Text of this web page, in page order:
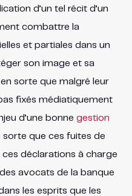
d’un tel récit d’un
combattre la
et partiales dans un
son image et sa
sorte que malgré leur
fixés médiatiquement
d’une bonne gestion
sorte que ces fuites de
déclarations à charge
avocats de la banque
les esprits que les